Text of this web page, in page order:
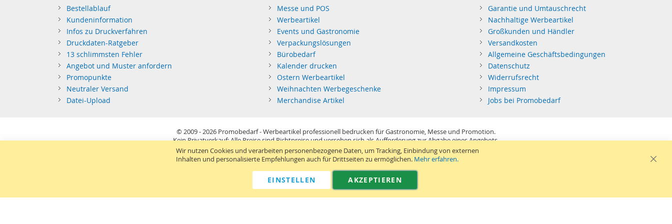
Bestellablauf
Kundeninformation
Infos zu Druckverfahren
Druckdaten-Ratgeber
13 schlimmsten Fehler
Angebot und Muster anfordern
Promopunkte
Neutraler Versand
Datei-Upload
Messe und POS
Werbeartikel
Events und Gastronomie
Verpackungslösungen
Bürobedarf
Kalender drucken
Ostern Werbeartikel
Weihnachten Werbegeschenke
Merchandise Artikel
Garantie und Umtauschrecht
Nachhaltige Werbeartikel
Großkunden und Händler
Versandkosten
Allgemeine Geschäftsbedingungen
Datenschutz
Widerrufsrecht
Impressum
Jobs bei Promobedarf
© 2009 - 2026Promobedarf - Werbeartikel professionell bedrucken für Gastronomie, Messe und Promotion.
Kein Privatverkauf: Alle Preise sind Richtpreise und versehen sich als Aufforderung zur Abgabe eines Angebots.
Sie richten sich nur an gewerblichen Bedarf (§14 BGB) im Sinne der Preisangabenverordnung und verstehen sich netto zzgl. MwSt. USB-Sticks: Tagespreise ggf. zzgl. Druckkosten und GEMA.
Standard-Versand erfolgt kostenlos (Deutsches Festland).
Telefon:040 38 63 12 40 Kontaktformular
Wir nutzen Cookies und verarbeiten personenbezogene Daten, um Tracking, Einbindung von externen
Inhalten und personalisierte Empfehlungen auch für Drittseiten zu ermöglichen. Mehr erfahren.
AKZEPTIEREN
EINSTELLEN